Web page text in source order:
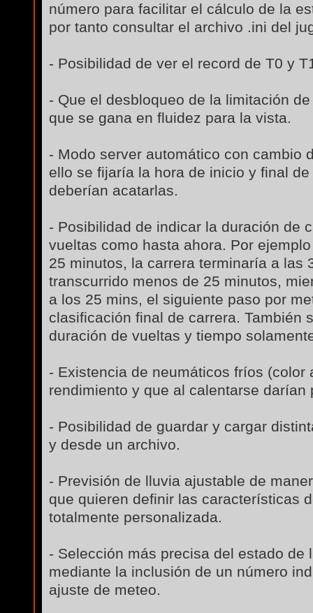
número para facilitar el cálculo de la
por tanto consultar el archivo .ini del
- Posibilidad de ver el record de T0 y
- Que el desbloqueo de la limitación
que se gana en fluidez para la vista.
- Modo server automático con cambio
ello se fijaría la hora de inicio y final
deberían acatarlas.
- Posibilidad de indicar la duración de
vueltas como hasta ahora. Por
25 minutos, la carrera terminaría a las
transcurrido menos de 25 minutos,
a los 25 mins, el siguiente paso por
clasificación final de carrera. También
duración de vueltas y tiempo
- Existencia de neumáticos fríos (color
rendimiento y que al calentarse darían
- Posibilidad de guardar y cargar
y desde un archivo.
- Previsión de lluvia ajustable de
que quieren definir las características
totalmente personalizada.
- Selección más precisa del estado de
mediante la inclusión de un número
ajuste de meteo.